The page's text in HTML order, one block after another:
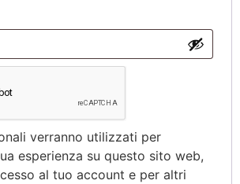
verranno utilizzati per
esperienza su questo sito web,
al tuo account e per altri